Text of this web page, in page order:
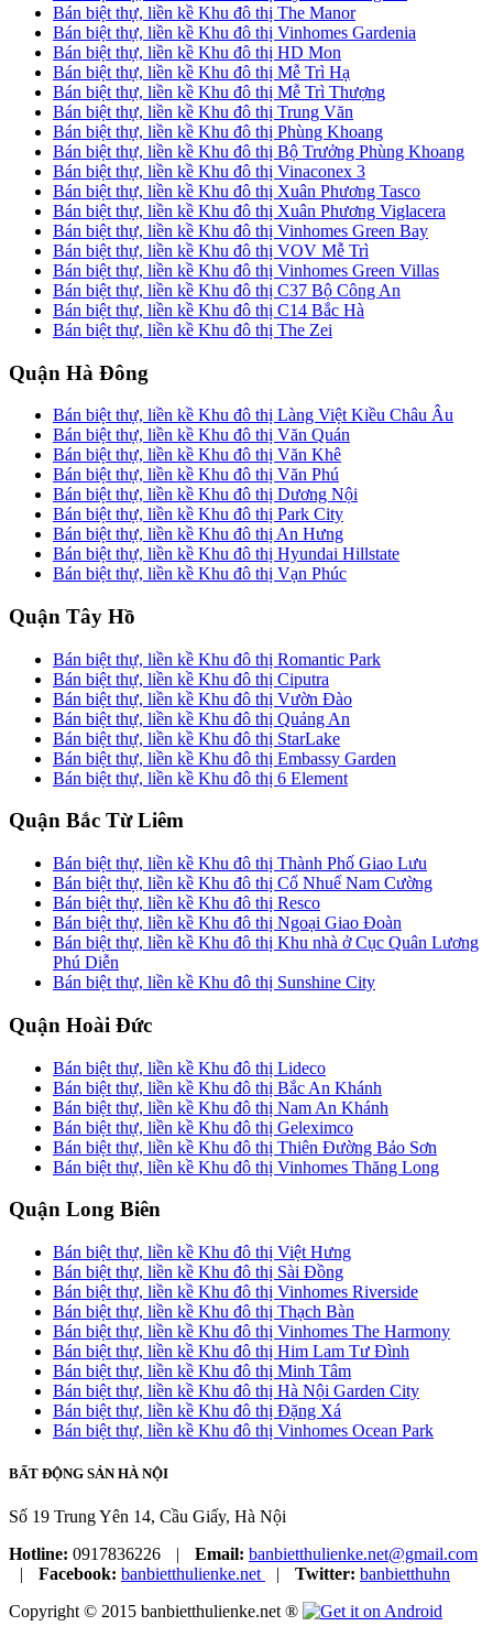
Bán biệt thự, liền kề Khu đô thị The Manor
Bán biệt thự, liền kề Khu đô thị Vinhomes Gardenia
Bán biệt thự, liền kề Khu đô thị HD Mon
Bán biệt thự, liền kề Khu đô thị Mễ Trì Hạ
Bán biệt thự, liền kề Khu đô thị Mễ Trì Thượng
Bán biệt thự, liền kề Khu đô thị Trung Văn
Bán biệt thự, liền kề Khu đô thị Phùng Khoang
Bán biệt thự, liền kề Khu đô thị Bộ Trưởng Phùng Khoang
Bán biệt thự, liền kề Khu đô thị Vinaconex 3
Bán biệt thự, liền kề Khu đô thị Xuân Phương Tasco
Bán biệt thự, liền kề Khu đô thị Xuân Phương Viglacera
Bán biệt thự, liền kề Khu đô thị Vinhomes Green Bay
Bán biệt thự, liền kề Khu đô thị VOV Mễ Trì
Bán biệt thự, liền kề Khu đô thị Vinhomes Green Villas
Bán biệt thự, liền kề Khu đô thị C37 Bộ Công An
Bán biệt thự, liền kề Khu đô thị C14 Bắc Hà
Bán biệt thự, liền kề Khu đô thị The Zei
Quận Hà Đông
Bán biệt thự, liền kề Khu đô thị Làng Việt Kiều Châu Âu
Bán biệt thự, liền kề Khu đô thị Văn Quán
Bán biệt thự, liền kề Khu đô thị Văn Khê
Bán biệt thự, liền kề Khu đô thị Văn Phú
Bán biệt thự, liền kề Khu đô thị Dương Nội
Bán biệt thự, liền kề Khu đô thị Park City
Bán biệt thự, liền kề Khu đô thị An Hưng
Bán biệt thự, liền kề Khu đô thị Hyundai Hillstate
Bán biệt thự, liền kề Khu đô thị Vạn Phúc
Quận Tây Hồ
Bán biệt thự, liền kề Khu đô thị Romantic Park
Bán biệt thự, liền kề Khu đô thị Ciputra
Bán biệt thự, liền kề Khu đô thị Vườn Đào
Bán biệt thự, liền kề Khu đô thị Quảng An
Bán biệt thự, liền kề Khu đô thị StarLake
Bán biệt thự, liền kề Khu đô thị Embassy Garden
Bán biệt thự, liền kề Khu đô thị 6 Element
Quận Bắc Từ Liêm
Bán biệt thự, liền kề Khu đô thị Thành Phố Giao Lưu
Bán biệt thự, liền kề Khu đô thị Cổ Nhuế Nam Cường
Bán biệt thự, liền kề Khu đô thị Resco
Bán biệt thự, liền kề Khu đô thị Ngoại Giao Đoàn
Bán biệt thự, liền kề Khu đô thị Khu nhà ở Cục Quân Lương
Phú Diễn
Bán biệt thự, liền kề Khu đô thị Sunshine City
Quận Hoài Đức
Bán biệt thự, liền kề Khu đô thị Lideco
Bán biệt thự, liền kề Khu đô thị Bắc An Khánh
Bán biệt thự, liền kề Khu đô thị Nam An Khánh
Bán biệt thự, liền kề Khu đô thị Geleximco
Bán biệt thự, liền kề Khu đô thị Thiên Đường Bảo Sơn
Bán biệt thự, liền kề Khu đô thị Vinhomes Thăng Long
Quận Long Biên
Bán biệt thự, liền kề Khu đô thị Việt Hưng
Bán biệt thự, liền kề Khu đô thị Sài Đồng
Bán biệt thự, liền kề Khu đô thị Vinhomes Riverside
Bán biệt thự, liền kề Khu đô thị Thạch Bàn
Bán biệt thự, liền kề Khu đô thị Vinhomes The Harmony
Bán biệt thự, liền kề Khu đô thị Him Lam Tư Đình
Bán biệt thự, liền kề Khu đô thị Minh Tâm
Bán biệt thự, liền kề Khu đô thị Hà Nội Garden City
Bán biệt thự, liền kề Khu đô thị Đặng Xá
Bán biệt thự, liền kề Khu đô thị Vinhomes Ocean Park
BẤT ĐỘNG SẢN HÀ NỘI
Số 19 Trung Yên 14, Cầu Giấy, Hà Nội
Hotline: 0917836226 | Email: banbietthulienke.net@gmail.com
|
Facebook: banbietthulienke.net | Twitter: banbietthuhn
Copyright © 2015 banbietthulienke.net ®